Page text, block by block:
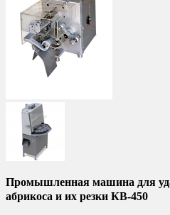
Промышленная машина для
абрикоса и их резки КВ-450